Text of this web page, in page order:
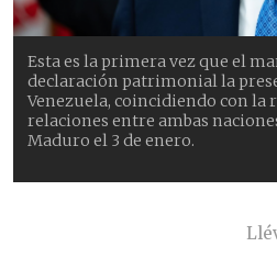
Esta es la primera vez que el
declaración patrimonial la
Venezuela, coincidiendo con la
relaciones entre ambas
Maduro el 3 de enero.